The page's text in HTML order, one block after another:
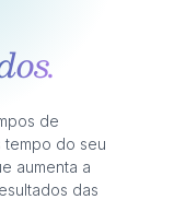
de
tempo do seu
aumenta a
das